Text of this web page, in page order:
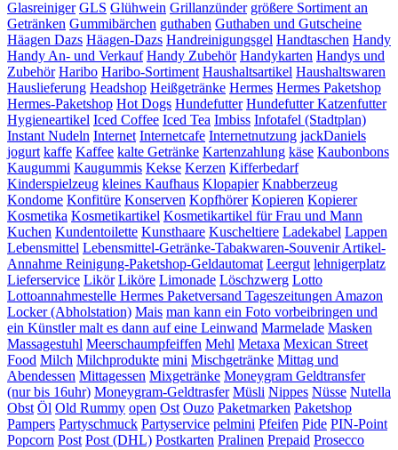
Glasreiniger GLS Glühwein Grillanzünder größere Sortiment an
Getränken Gummibärchen guthaben Guthaben und Gutscheine
Häagen Dazs Häagen-Dazs Handreinigungsgel Handtaschen Handy
Handy An- und Verkauf Handy Zubehör Handykarten Handys und
Zubehör Haribo Haribo-Sortiment Haushaltsartikel Haushaltswaren
Hauslieferung Headshop Heißgetränke Hermes Hermes Paketshop
Hermes-Paketshop Hot Dogs Hundefutter Hundefutter Katzenfutter
Hygieneartikel Iced Coffee Iced Tea Imbiss Infotafel (Stadtplan)
Instant Nudeln Internet Internetcafe Internetnutzung jackDaniels
jogurt kaffe Kaffee kalte Getränke Kartenzahlung käse Kaubonbons
Kaugummi Kaugummis Kekse Kerzen Kifferbedarf
Kinderspielzeug kleines Kaufhaus Klopapier Knabberzeug
Kondome Konfitüre Konserven Kopfhörer Kopieren Kopierer
Kosmetika Kosmetikartikel Kosmetikartikel für Frau und Mann
Kuchen Kundentoilette Kunsthaare Kuscheltiere Ladekabel Lappen
Lebensmittel Lebensmittel-Getränke-Tabakwaren-Souvenir Artikel-
Annahme Reinigung-Paketshop-Geldautomat Leergut lehnigerplatz
Lieferservice Likör Liköre Limonade Löschzwerg Lotto
Lottoannahmestelle Hermes Paketversand Tageszeitungen Amazon
Locker (Abholstation) Mais man kann ein Foto vorbeibringen und
ein Künstler malt es dann auf eine Leinwand Marmelade Masken
Massagestuhl Meerschaumpfeiffen Mehl Metaxa Mexican Street
Food Milch Milchprodukte mini Mischgetränke Mittag und
Abendessen Mittagessen Mixgetränke Moneygram Geldtransfer
(nur bis 16uhr) Moneygram-Geldtrasfer Müsli Nippes Nüsse Nutella
Obst Öl Old Rummy open Ost Ouzo Paketmarken Paketshop
Pampers Partyschmuck Partyservice pelmini Pfeifen Pide PIN-Point
Popcorn Post Post (DHL) Postkarten Pralinen Prepaid Prosecco